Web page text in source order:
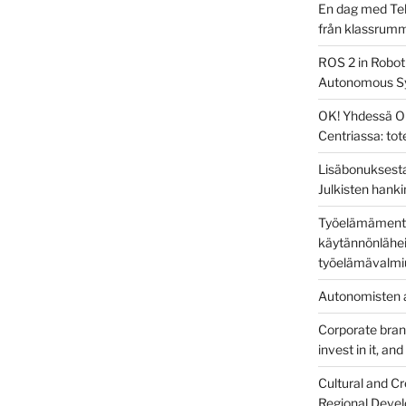
En dag med
från
ROS 2 in
Autonomous
OK! Yhdessä
Centriassa:
Julkisten
Autonomisten
Corporate
invest in it,
Cultural and
Regional